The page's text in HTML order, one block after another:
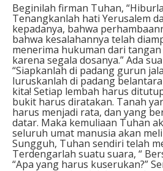
Beginilah firman Tuhan,
Tenangkanlah hati Yerusalem
kepadanya, bahwa
bahwa kesalahannya telah
menerima hukuman dari
karena segala dosanya.” Ada
“Siapkanlah di padang gurun
luruskanlah di padang
kita! Setiap lembah harus
bukit harus diratakan. Tanah
harus menjadi rata, dan yang
datar. Maka kemuliaan Tuhan
seluruh umat manusia akan
Sungguh, Tuhan sendiri telah
Terdengarlah suatu suara, “
“Apa yang harus kuserukan?”